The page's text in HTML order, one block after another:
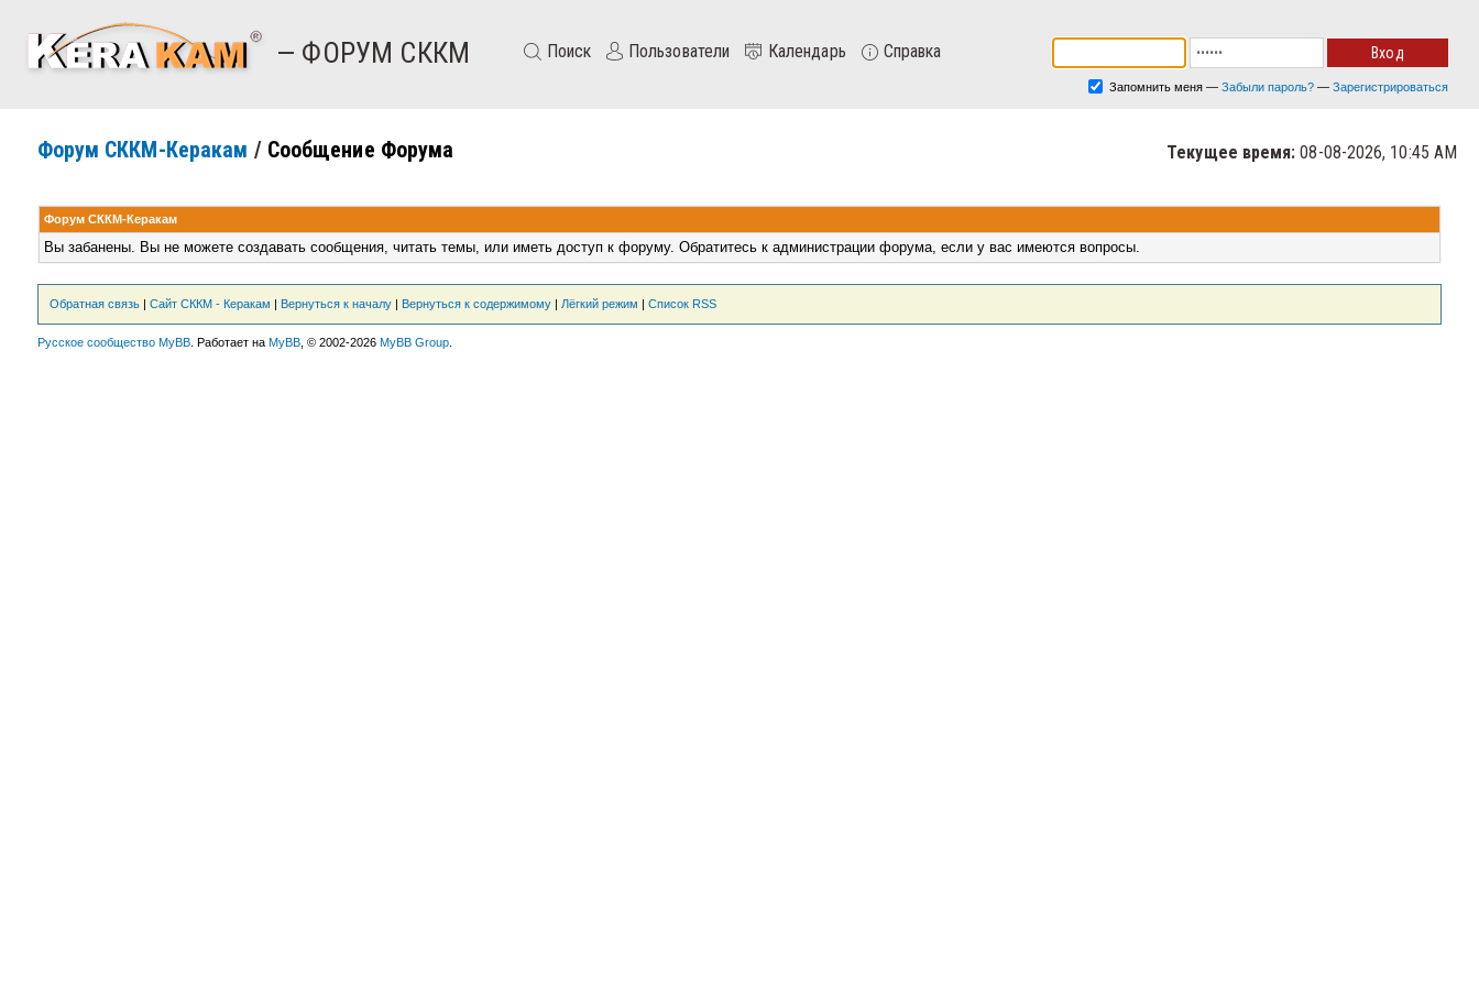
— ФОРУМ СККМ Поиск Пользователи Календарь Справка
Запомнить меня — Забыли пароль? — Зарегистрироваться
Текущее время: 08-08-2026, 10:45 AM
Форум СККМ-Керакам / Сообщение Форума
Форум СККМ-Керакам
Вы забанены. Вы не можете создавать сообщения, читать темы, или иметь доступ к форуму. Обратитесь к администрации форума, если у вас имеются вопросы.
Обратная связь| Сайт СККМ - Керакам | Вернуться к началу| Вернуться к содержимому| Лёгкий режим | Список RSS
Русское сообщество MyBB. Работает на MyBB, © 2002-2026 MyBB Group.